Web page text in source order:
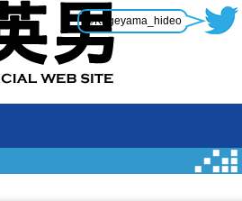
@Kageyama_hideo